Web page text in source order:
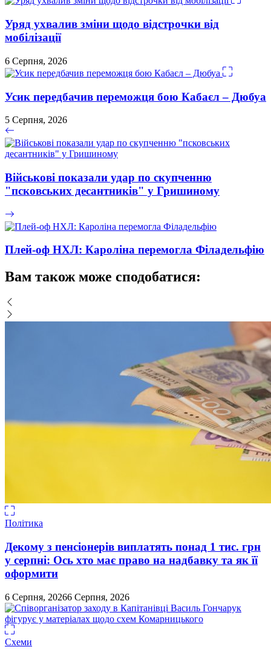
Уряд ухвалив зміни щодо відстрочки від
мобілізації
6 Серпня, 2026
Усик передбачив переможця бою Кабаєл – Дюбуа
5 Серпня, 2026
Військові показали удар по скупченню
"псковських десантників" у Гришиному
Плей-оф НХЛ: Кароліна перемогла Філадельфію
Вам також може сподобатися:
Політика
Декому з пенсіонерів виплатять понад 1 тис. грн
у серпні: Ось хто має право на надбавку та як її
оформити
6 Серпня, 20266 Серпня, 2026
Схеми